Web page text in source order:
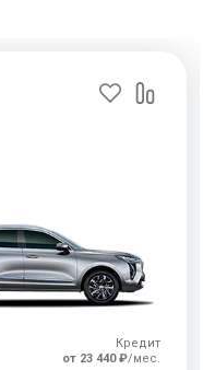
Кредит
от 23 440 ₽/мес.